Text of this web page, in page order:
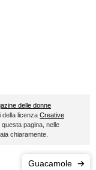
delle donne
della licenza Creative
questa pagina, nelle
chiaramente.
Guacamole